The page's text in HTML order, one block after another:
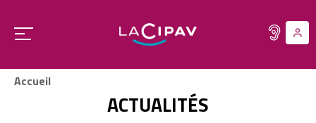
contenu
Ouvrir
menu
Accueil
ACTUALITÉS